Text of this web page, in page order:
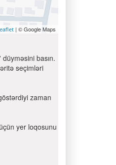
| © Google Maps
basın.
seçimləri
zaman
yer loqosunu